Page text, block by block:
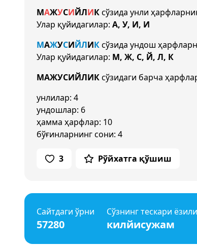
МАЖУСИЙЛИКсўзида унли
Улар қуйидагилар: А, У, И, И
МАЖУСИЙЛИКсўзида ундош
Улар қуйидагилар: М, Ж, С, Й, Л, К
МАЖУСИЙЛИКсўзидаги барча
унлилар: 4
ундошлар: 6
ҳамма ҳарфлар: 10
бўғинларнинг сони: 4
3 Рўйхатга қўшиш
Сайтдаги ўрни
57280
Сўзнинг тескари
килйисужам